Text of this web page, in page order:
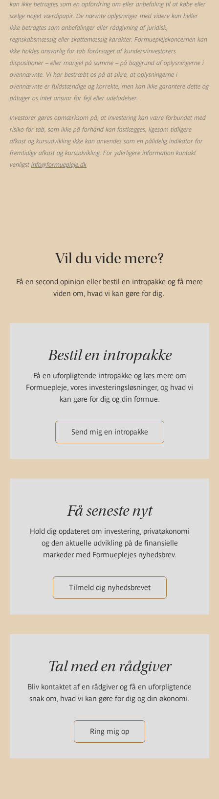
kan ikke betragtes som en opfordring om eller anbefaling til at købe eller
sælge noget værdipapir. De nævnte oplysninger med videre kan heller
ikke betragtes som anbefalinger eller rådgivning af juridisk,
regnskabsmæssig eller skattemæssig karakter. Formueplejekoncernen kan
ikke holdes ansvarlig for tab forårsaget af kunders/investorers
dispositioner – eller mangel på samme – på baggrund af oplysningerne i
ovennævnte. Vi har bestræbt os på at sikre, at oplysningerne i
ovennævnte er fuldstændige og korrekte, men kan ikke garantere dette og
påtager os intet ansvar for fejl eller udeladelser.
Investorer gøres opmærksom på, at investering kan være forbundet med
risiko for tab, som ikke på forhånd kan fastlægges, ligesom tidligere
afkast og kursudvikling ikke kan anvendes som en pålidelig indikator for
fremtidige afkast og kursudvikling. For yderligere information kontakt
venligst info@formuepleje.dk
Vil du vide mere?
Få en second opinion eller bestil en intropakke og få mere
viden om, hvad vi kan gøre for dig.
Bestil en intropakke
Få en uforpligtende intropakke og læs mere om
Formuepleje, vores investeringsløsninger, og hvad vi
kan gøre for dig og din formue.
Send mig en intropakke
Få seneste nyt
Hold dig opdateret om investering, privatøkonomi
og den aktuelle udvikling på de finansielle
markeder med Formueplejes nyhedsbrev.
Tilmeld dig nyhedsbrevet
Tal med en rådgiver
Bliv kontaktet af en rådgiver og få en uforpligtende
snak om, hvad vi kan gøre for dig og din økonomi.
Ring mig op